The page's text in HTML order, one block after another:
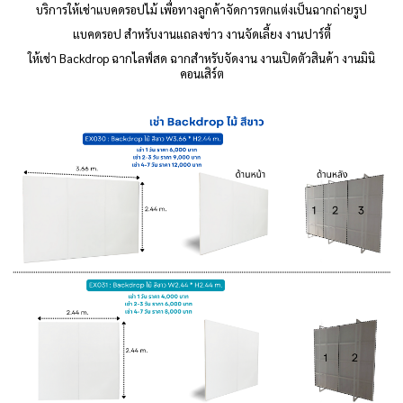
บริการให้เช่าแบคดรอปไม้ เพื่อทางลูกค้าจัดการตกแต่งเป็นฉากถ่ายรูป
แบคดรอป สำหรับงานแถลงข่าว งานจัดเลี้ยง งานปาร์ตี้
ให้เช่า Backdrop ฉากไลฟ์สด ฉากสำหรับจัดงานงานเปิดตัวสินค้า งานมินิ
คอนเสิร์ต